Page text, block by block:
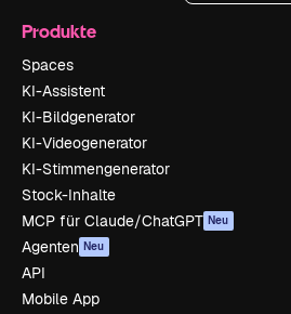
Produkte
Spaces
KI-Assistent
KI-Bildgenerator
KI-Videogenerator
KI-Stimmengenerator
Stock-Inhalte
MCP für Claude/ChatGPT Neu
Agenten Neu
API
Mobile App